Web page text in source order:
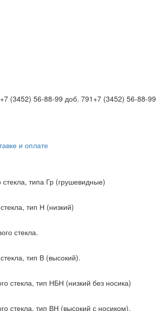
+7 (3452) 56-88-99
и оплате
типа Гр (грушевидные)
тип Н (низкий)
стекла.
тип В (высокий).
стекла, тип НБН (низкий без носика)
стекла, тип ВН (высокий с носиком).